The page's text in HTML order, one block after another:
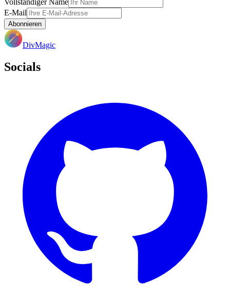
Vollständiger Name
E-Mail
Abonnieren
DivMagic
Socials